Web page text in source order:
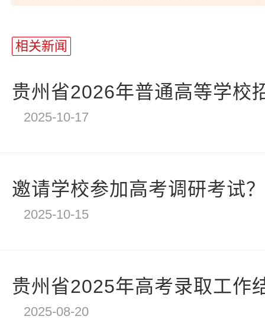
相关新闻
贵州省2026年普通高等学校
2025-10-17
邀请学校参加高考调研考试
2025-10-15
贵州省2025年高考录取工作
2025-08-20